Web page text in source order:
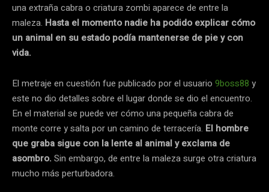
una extraña cabra o criatura zombi aparece de entre la
maleza. Hasta el momento nadie ha podido explicar cómo
un animal en su estado podía mantenerse de pie y con
vida.
El metraje en cuestión fue publicado por el usuario 9boss88 y
este no dio detalles sobre el lugar donde se dio el encuentro.
En el material se puede ver cómo una pequeña cabra de
monte corre y salta por un camino de terracería. El hombre
que graba sigue con la lente al animal y exclama de
asombro. Sin embargo, de entre la maleza surge otra criatura
mucho más perturbadora.